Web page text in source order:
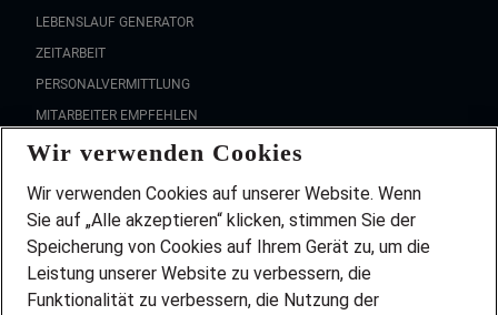
LEBENSLAUF GENERATOR
ZEITARBEIT
PERSONALVERMITTLUNG
MITARBEITER EMPFEHLEN
FAQ
Wir stellen ein!
DEINE BERUFSGRUPPE
DEINE LEBENSSITUATION
PARTNERSHIP WITH AIRBUS
Wir verwenden Cookies
Wir verwenden Cookies auf unserer Website. Wenn
Sie auf „Alle akzeptieren“ klicken, stimmen Sie der
Speicherung von Cookies auf Ihrem Gerät zu, um die
Leistung unserer Website zu verbessern, die
Funktionalität zu verbessern, die Nutzung der